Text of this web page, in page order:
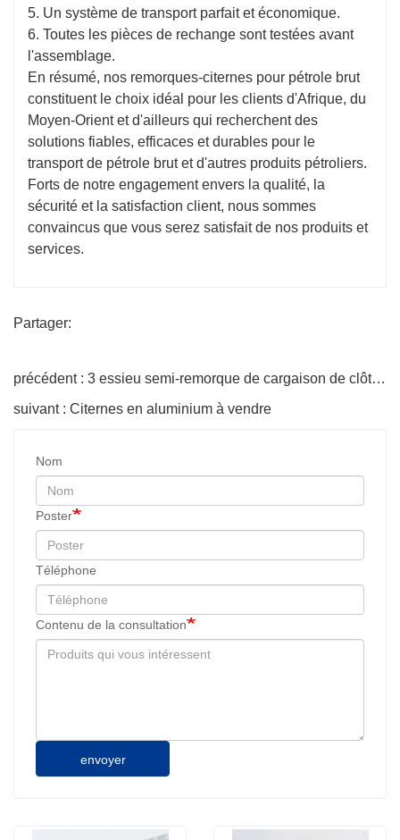
5. Un système de transport parfait et économique.
6. Toutes les pièces de rechange sont testées avant
l'assemblage.
En résumé, nos remorques-citernes pour pétrole brut
constituent le choix idéal pour les clients d'Afrique, du
Moyen-Orient et d'ailleurs qui recherchent des
solutions fiables, efficaces et durables pour le
transport de pétrole brut et d'autres produits pétroliers.
Forts de notre engagement envers la qualité, la
sécurité et la satisfaction client, nous sommes
convaincus que vous serez satisfait de nos produits et
services.
Partager:
précédent : 3 essieu semi-remorque de cargaison de clôture de 60 tonnes
suivant : Citernes en aluminium à vendre
Nom
Poster
Téléphone
Contenu de la consultation
envoyer